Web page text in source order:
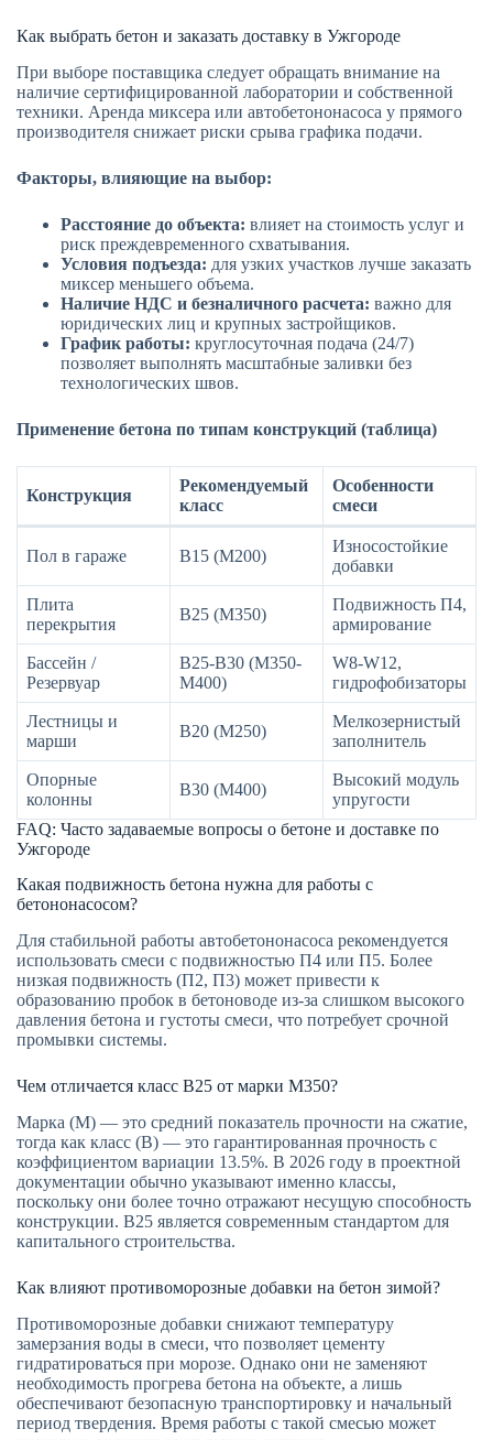
Как выбрать бетон и заказать доставку в Ужгороде
При выборе поставщика следует обращать внимание на
наличие сертифицированной лаборатории и собственной
техники. Аренда миксера или автобетононасоса у прямого
производителя снижает риски срыва графика подачи.
Факторы, влияющие на выбор:
Расстояние до объекта: влияет на стоимость услуг и
риск преждевременного схватывания.
Условия подъезда: для узких участков лучше заказать
миксер меньшего объема.
Наличие НДС и безналичного расчета: важно для
юридических лиц и крупных застройщиков.
График работы: круглосуточная подача (24/7)
позволяет выполнять масштабные заливки без
технологических швов.
Применение бетона по типам конструкций (таблица)
Конструкция
Рекомендуемый
класс
Особенности
смеси
Пол в гараже В15 (М200)
Износостойкие
добавки
Плита
перекрытия
В25 (М350)
Подвижность П4,
армирование
Бассейн /
Резервуар
В25-В30 (М350-
М400)
W8-W12,
гидрофобизаторы
Лестницы и
марши
В20 (М250)
Мелкозернистый
заполнитель
Опорные
колонны
В30 (М400)
Высокий модуль
упругости
FAQ: Часто задаваемые вопросы о бетоне и доставке по
Ужгороде
Какая подвижность бетона нужна для работы с
бетононасосом?
Для стабильной работы автобетононасоса рекомендуется
использовать смеси с подвижностью П4 или П5. Более
низкая подвижность (П2, П3) может привести к
образованию пробок в бетоноводе из-за слишком высокого
давления бетона и густоты смеси, что потребует срочной
промывки системы.
Чем отличается класс В25 от марки М350?
Марка (М) — это средний показатель прочности на сжатие,
тогда как класс (В) — это гарантированная прочность с
коэффициентом вариации 13.5%. В 2026 году в проектной
документации обычно указывают именно классы,
поскольку они более точно отражают несущую способность
конструкции. В25 является современным стандартом для
капитального строительства.
Как влияют противоморозные добавки на бетон зимой?
Противоморозные добавки снижают температуру
замерзания воды в смеси, что позволяет цементу
гидратироваться при морозе. Однако они не заменяют
необходимость прогрева бетона на объекте, а лишь
обеспечивают безопасную транспортировку и начальный
период твердения. Время работы с такой смесью может